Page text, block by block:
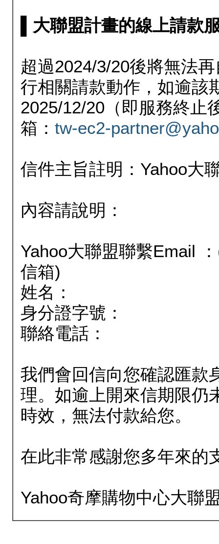
▌大聯盟計畫的線上請款
超過2024/3/20後將無法
行相關請款動作，如逾該
2025/12/20（即服務終止
箱： tw-ec2-
信件主旨註明：Yahoo大
內容請說明：
Yahoo大聯盟聯繫Email
信箱)
姓名：
身分證字號：
聯絡電話：
我們會回信向您確認匯款
理。如逾上開來信期限仍
時效，無法付款給您。
在此非常感謝您多年來的
Yahoo奇摩購物中心大